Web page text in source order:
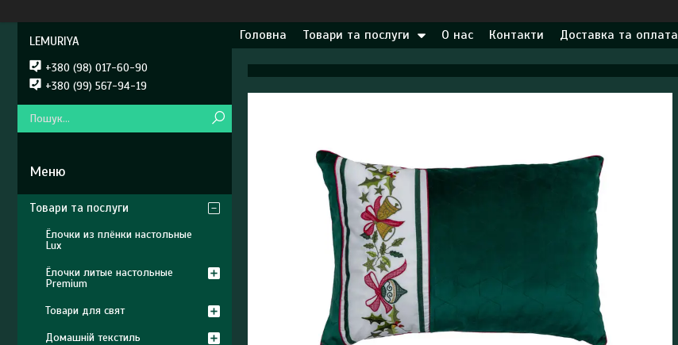
Головна Товари та послуги О нас Контакти Доставка та оплата
LEMURIYA
+380 (98) 017-60-90
+380 (99) 567-94-19
Товари та послуги
Ёлочки из плёнки настольные
Lux
Ёлочки литые настольные
Premium
Товари для свят
Домашній текстиль